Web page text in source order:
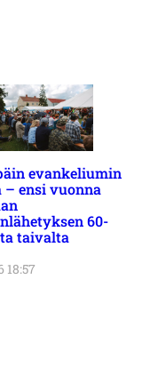
evankeliumin
– ensi vuonna
60-
taivalta
18:57